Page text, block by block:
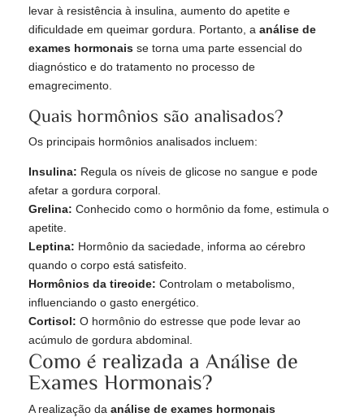
levar à resistência à insulina, aumento do apetite e
dificuldade em queimar gordura. Portanto, a análise de
exames hormonais se torna uma parte essencial do
diagnóstico e do tratamento no processo de
emagrecimento.
Quais hormônios são analisados?
Os principais hormônios analisados incluem:
Insulina: Regula os níveis de glicose no sangue e pode
afetar a gordura corporal.
Grelina: Conhecido como o hormônio da fome, estimula o
apetite.
Leptina: Hormônio da saciedade, informa ao cérebro
quando o corpo está satisfeito.
Hormônios da tireoide: Controlam o metabolismo,
influenciando o gasto energético.
Cortisol: O hormônio do estresse que pode levar ao
acúmulo de gordura abdominal.
Como é realizada a Análise de
Exames Hormonais?
A realização da análise de exames hormonais